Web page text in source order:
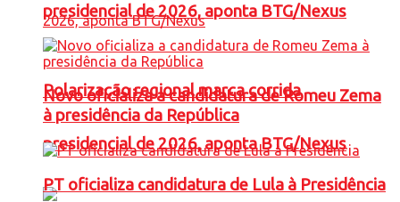
Polarização regional marca corrida
presidencial de 2026, aponta BTG/Nexus
presidencial de 2026, aponta BTG/Nexus
Novo oficializa a candidatura de Romeu Zema
à presidência da República
PT oficializa candidatura de Lula à Presidência